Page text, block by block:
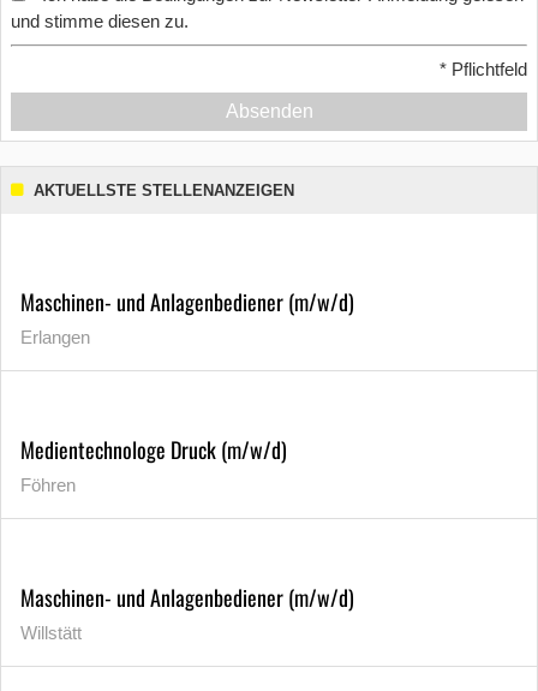
und stimme diesen zu.
* Pflichtfeld
Absenden
AKTUELLSTE STELLENANZEIGEN
Maschinen- und Anlagenbediener (m/w/d)
Erlangen
Medientechnologe Druck (m/w/d)
Föhren
Maschinen- und Anlagenbediener (m/w/d)
Willstätt